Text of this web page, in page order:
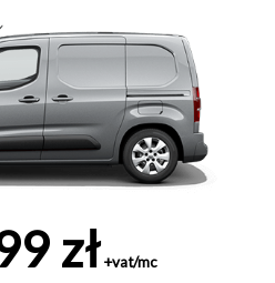
zł +vat/mc